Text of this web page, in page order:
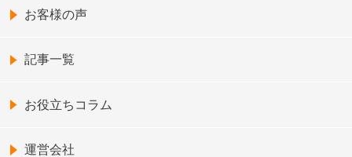
お客様の声
記事一覧
お役立ちコラム
運営会社